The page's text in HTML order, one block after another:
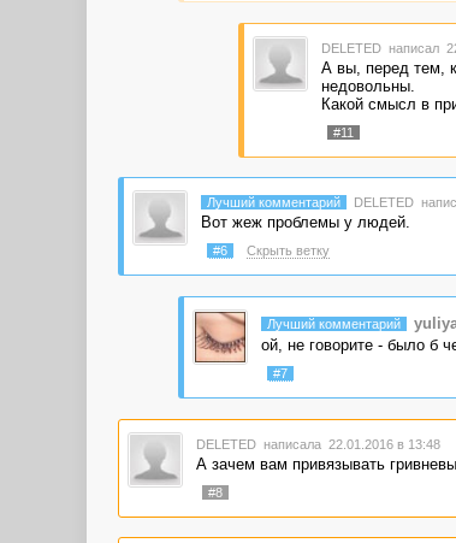
DELETED написал
А вы, перед тем,
недовольны.
Какой смысл в
#11
Лучший комментарий DELETED
Вот жеж проблемы у людей.
#6 Скрыть ветку
Лучший комментарий
ой, не говорите - было б
#7
DELETED написала 22.01.2016 в 13:48
А зачем вам привязывать
#8